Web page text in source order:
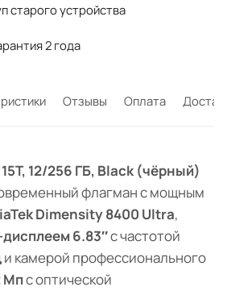
старого устройства
2 года
Отзывы Оплата
12/256 ГБ, Black (чёрный)
флагман с мощным
Dimensity 8400 Ultra,
дисплеем 6.83″с частотой
и камерой профессионального
Мпс оптической